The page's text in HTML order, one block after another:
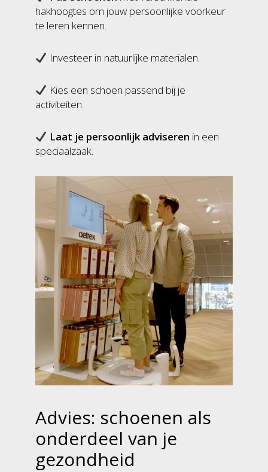
hakhoogtes om jouw persoonlijke voorkeur
te leren kennen.
Investeer in natuurlijke materialen.
Kies een schoen passend bij je
activiteiten.
Laat je persoonlijk adviseren in een
speciaalzaak.
Advies: schoenen als
onderdeel van je
gezondheid